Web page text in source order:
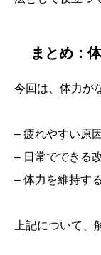
まとめ：
今回は、体力が
– 疲れやすい原因
– 日常でできる
– 体力を維持す
上記について、